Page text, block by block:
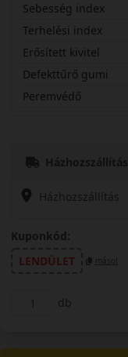
Sebesség index
Terhelési index
Erősített kivitel
Defekttűrő gumi
Peremvédő
Házhozszállítás
Házhozszállítás
Kuponkód:
LENDÜLET
másol
db